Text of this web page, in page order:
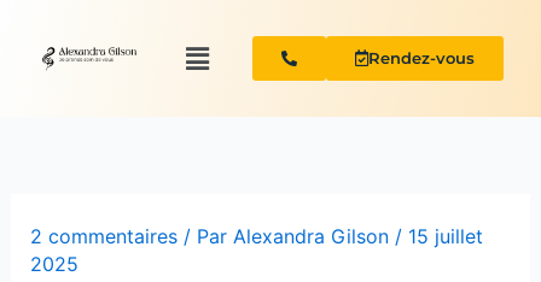
Rendez-vous
Menu
2 commentaires / Par Alexandra Gilson / 15 juillet
2025